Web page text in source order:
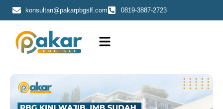
konsultan@pakarpbgslf.com 0819-3887-2723